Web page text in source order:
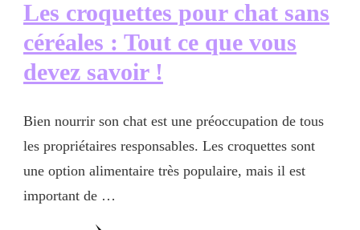
Les croquettes pour chat sans
céréales : Tout ce que vous
devez savoir !
Bien nourrir son chat est une préoccupation de tous
les propriétaires responsables. Les croquettes sont
une option alimentaire très populaire, mais il est
important de …